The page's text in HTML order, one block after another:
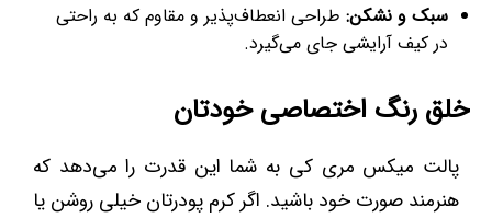
سبک و نشکن: طراحی انعطاف‌پذیر و مقاوم که به راحتی
در کیف آرایشی جای می‌گیرد.
خلق رنگ اختصاصی خودتان
پالت میکس مری کی به شما این قدرت را می‌دهد که
هنرمند صورت خود باشید. اگر کرم پودرتان خیلی روشن یا